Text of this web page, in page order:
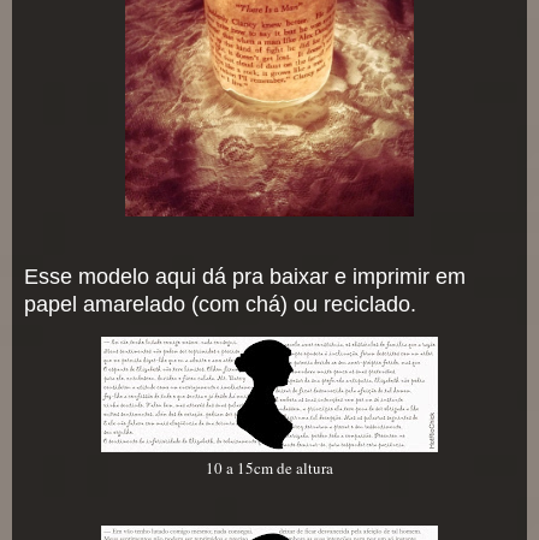
Esse modelo aqui dá pra baixar e imprimir em
papel amarelado (com chá) ou reciclado.
10 a 15cm de altura